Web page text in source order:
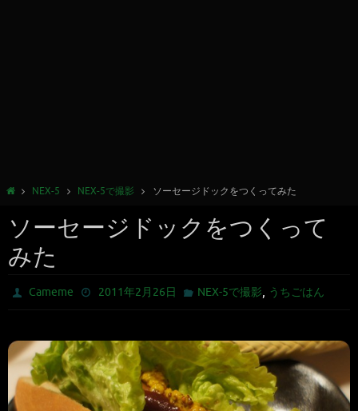
NEX-5 NEX-5で撮影 ソーセージドックをつくってみた
ソーセージドックをつくって
みた
Cameme 2011年2月26日 NEX-5で撮影, うちごはん